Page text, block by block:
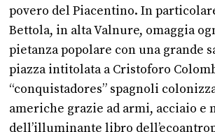
povero del Piacentino. In
Bettola, in alta Valnure, omaggia
pietanza popolare con una grande
piazza intitolata a Cristoforo
“conquistadores” spagnoli
americhe grazie ad armi, acciaio e
dell’illuminante libro